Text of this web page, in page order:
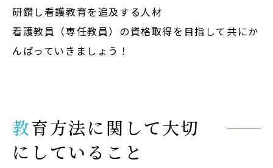
よくある質問
お知らせ
教員等採用情報
UHASウォッチ
研鑽し看護教育を追及する人材
看護教員（専任教員）の資格取得を目指して共にか
んばっていきましょう！
教育方法に関して大切
にしていること